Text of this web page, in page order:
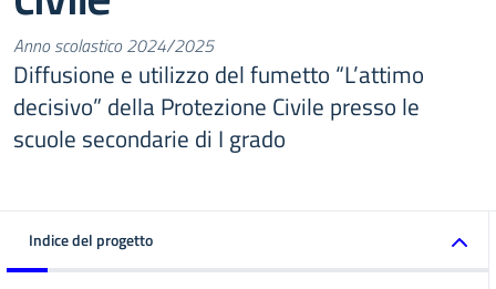
Anno scolastico 2024/2025
Diffusione e utilizzo del fumetto “L’attimo
decisivo” della Protezione Civile presso le
scuole secondarie di I grado
Indice del progetto